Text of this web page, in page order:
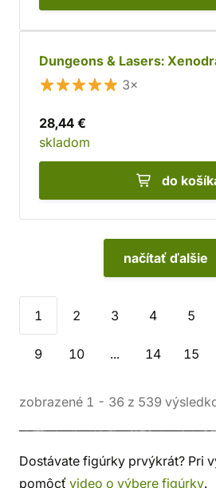
Dungeons & Lasers:
3×
28,44 €
skladom
do
načítať ďalšie
1 2 3 4 5
9 10 ... 14 15
zobrazené 1 - 36 z 539
Dostávate figúrky prvýkrát? Pri
pomôcť video o výbere figúrky.